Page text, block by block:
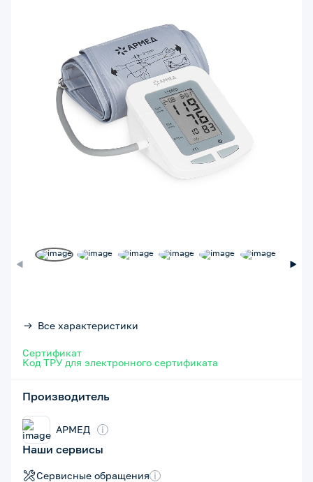
Все характеристики
Сертификат
Код ТРУ для электронного сертификата
Производитель
АРМЕД i
Наши сервисы
Сервисные обращения i